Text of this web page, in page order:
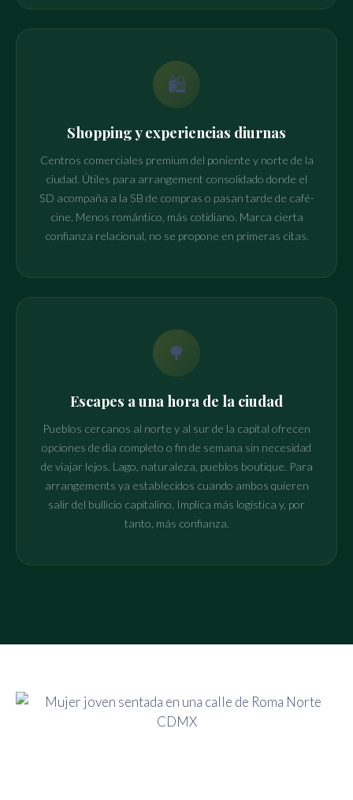
🛍️
Shopping y experiencias diurnas
Centros comerciales premium del poniente y norte de la
ciudad. Útiles para arrangement consolidado donde el
SD acompaña a la SB de compras o pasan tarde de café-
cine. Menos romántico, más cotidiano. Marca cierta
confianza relacional, no se propone en primeras citas.
🌳
Escapes a una hora de la ciudad
Pueblos cercanos al norte y al sur de la capital ofrecen
opciones de día completo o fin de semana sin necesidad
de viajar lejos. Lago, naturaleza, pueblos boutique. Para
arrangements ya establecidos cuando ambos quieren
salir del bullicio capitalino. Implica más logística y, por
tanto, más confianza.